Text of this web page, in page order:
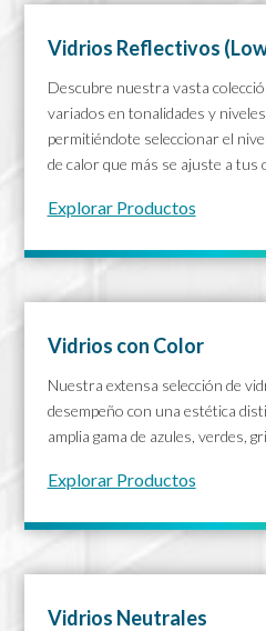
Vidrios Reflectivos
Descubre nuestra vasta
variados en tonalidades y
permitiéndote seleccionar el
de calor que más se ajuste a tus
Explorar Productos
Vidrios con Color
Nuestra extensa selección de
desempeño con una estética
amplia gama de azules, verdes,
Explorar Productos
Vidrios Neutrales